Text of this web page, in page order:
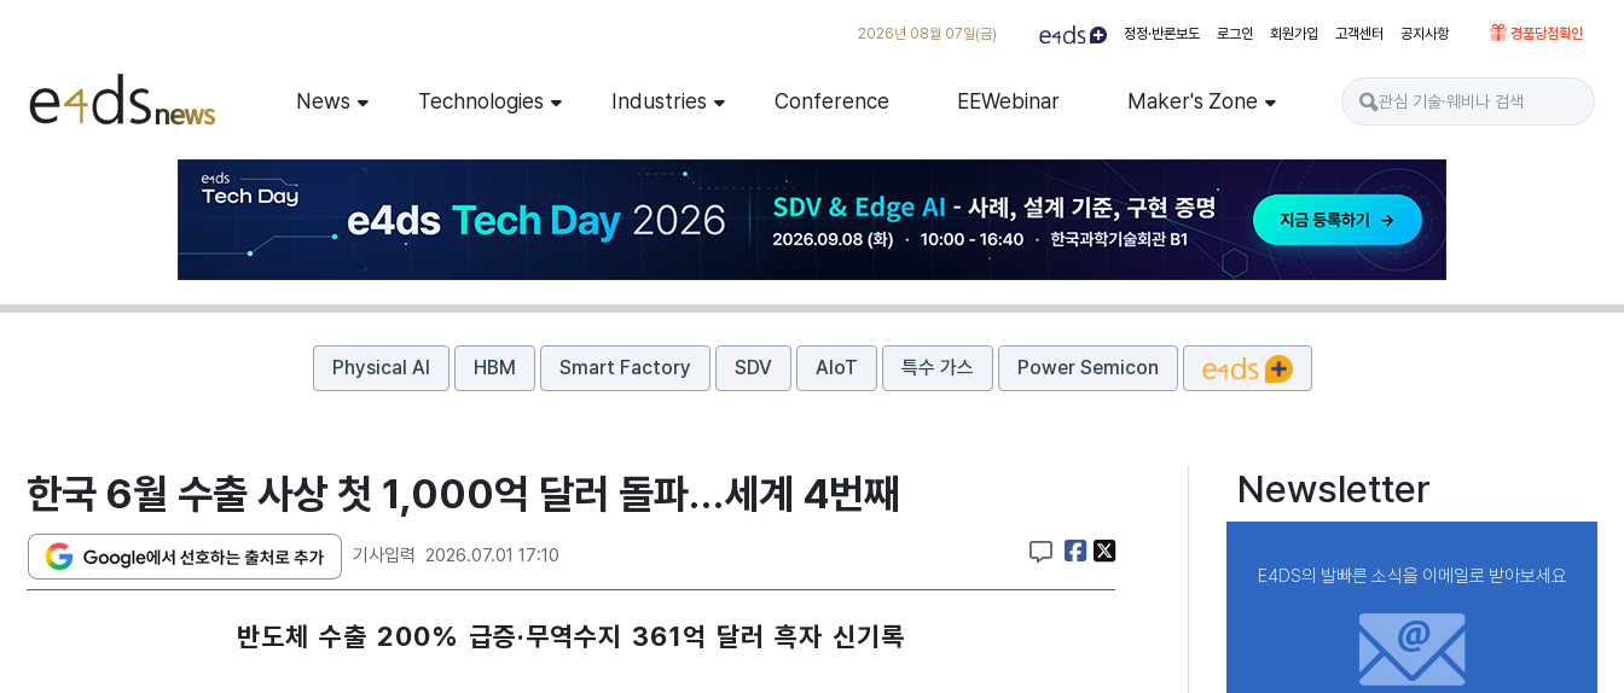
2026년 08월 07일(금) 정정·반론보도 로그인 회원가입 고객센터 공지사항 경품당첨확인
News Technologies Industries Conference EEWebinar Maker's Zone
Physical AI HBM Smart Factory SDV AIoT 특수 가스 Power Semicon
한국 6월 수출 사상 첫 1,000억 달러 돌파…세계 4번째
기사입력 2026.07.01 17:10
반도체 수출 200% 급증·무역수지 361억 달러 흑자 신기록
Newsletter
E4DS의 발빠른 소식을 이메일로 받아보세요